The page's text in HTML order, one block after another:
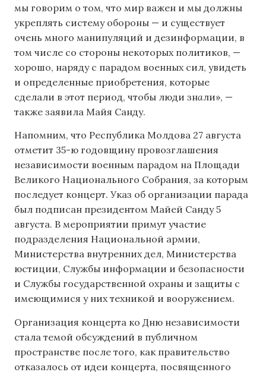
мы говорим о том, что мир важен и мы должны
укреплять систему обороны — и существует
очень много манипуляций и дезинформации, в
том числе со стороны некоторых политиков, —
хорошо, наряду с парадом военных сил, увидеть
и определенные приобретения, которые
сделали в этот период, чтобы люди знали», —
также заявила Майя Санду.
Напомним, что Республика Молдова 27 августа
отметит 35-ю годовщину провозглашения
независимости военным парадом на Площади
Великого Национального Собрания, за которым
последует концерт. Указ об организации парада
был подписан президентом Майей Санду 5
августа. В мероприятии примут участие
подразделения Национальной армии,
Министерства внутренних дел, Министерства
юстиции, Службы информации и безопасности
и Службы государственной охраны и защиты с
имеющимися у них техникой и вооружением.
Организация концерта ко Дню независимости
стала темой обсуждений в публичном
пространстве после того, как правительство
отказалось от идеи концерта, посвященного